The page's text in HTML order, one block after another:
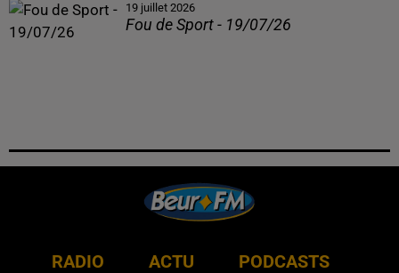
19 juillet 2026
Fou de Sport - 19/07/26
RADIO ACTU PODCASTS